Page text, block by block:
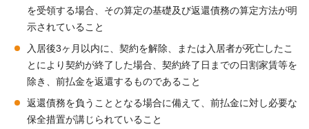
を受領する場合、その算定の基礎及び返還債務の算定方法が明
示されていること
入居後3ヶ月以内に、契約を解除、または入居者が死亡したこ
とにより契約が終了した場合、契約終了日までの日割家賃等を
除き、前払金を返還するものであること
返還債務を負うこととなる場合に備えて、前払金に対し必要な
保全措置が講じられていること